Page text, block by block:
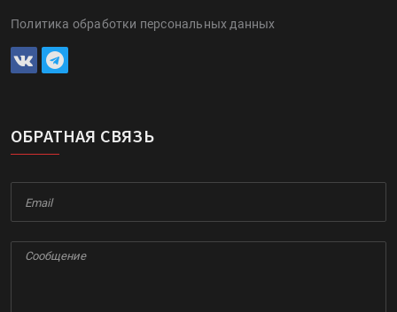
Политика обработки персональных данных
ОБРАТНАЯ СВЯЗЬ